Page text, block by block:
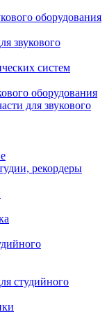
оборудования
звукового
систем
оборудования
для звукового
рекордеры
студийного